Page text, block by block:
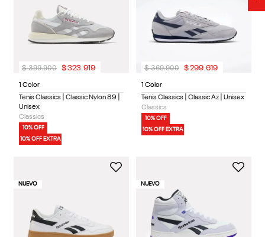
1 Color
Tenis Classics | Classic Nylon 89 |
Unisex
Classics
10% OFF
10% OFF EXTRA
$ 399.900 $323 .919
1 Color
Tenis Classics | Classic Az | Unisex
Classics
10% OFF
10% OFF EXTRA
$ 369.900 $299. 619
NUEVO NUEVO